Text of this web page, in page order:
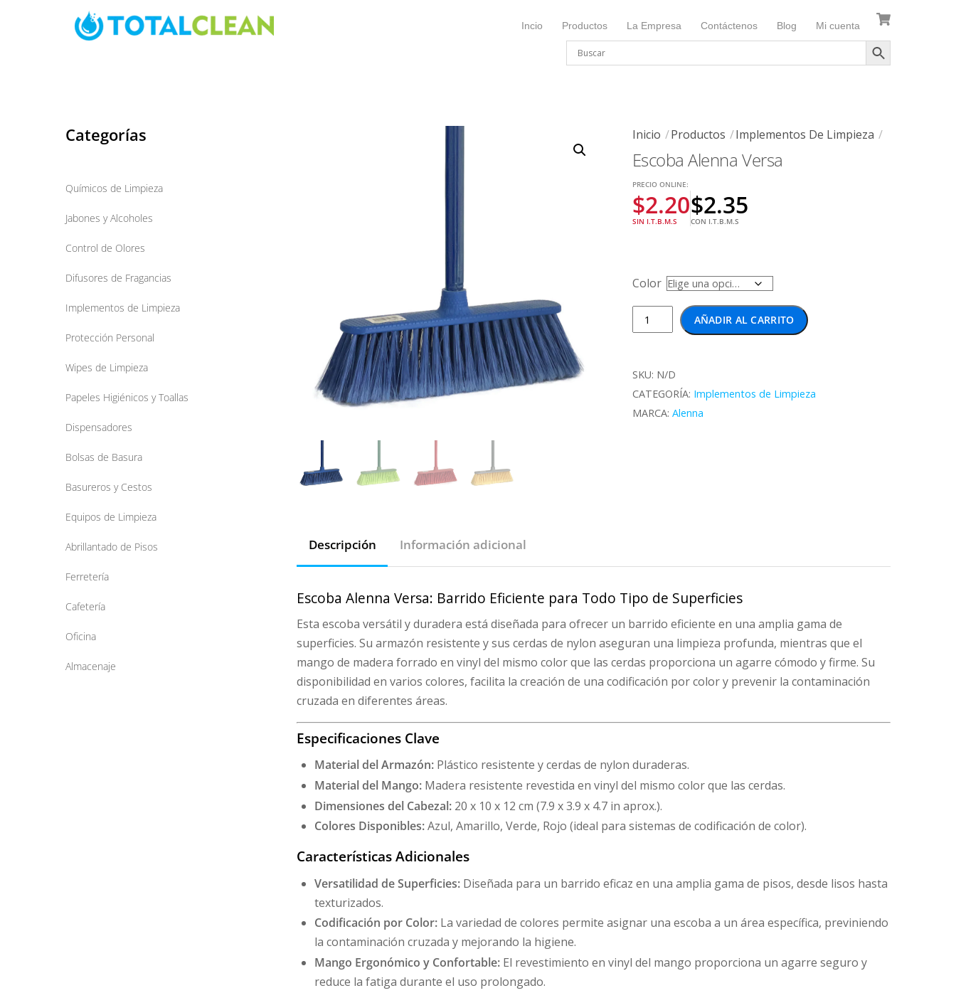
Incio Productos La Empresa Contáctenos Blog Mi cuenta
Inicio Productos Implementos De Limpieza
Escoba Alenna Versa
PRECIO ONLINE:
$2.20
SIN I.T.B.M.S
$2.35
CON I.T.B.M.S
Color
Escoba
Alenna
cantidad
AÑADIR AL CARRITO
SKU: N/D
CATEGORÍA: Implementos de Limpieza
MARCA: Alenna
Descripción Información adicional
Escoba Alenna Versa: Barrido Eficiente para Todo Tipo de Superficies
Esta escoba versátil y duradera está diseñada para ofrecer un barrido eficiente en una amplia gama de
superficies. Su armazón resistente y sus cerdas de nylon aseguran una limpieza profunda, mientras que el
mango de madera forrado en vinyl del mismo color que las cerdas proporciona un agarre cómodo y firme. Su
disponibilidad en varios colores, facilita la creación de una codificación por color y prevenir la contaminación
cruzada en diferentes áreas.
Especificaciones Clave
Material del Armazón: Plástico resistente y cerdas de nylon duraderas.
Material del Mango: Madera resistente revestida en vinyl del mismo color que las cerdas.
Dimensiones del Cabezal: 20 x 10 x 12 cm (7.9 x 3.9 x 4.7 in aprox.).
Colores Disponibles:Azul, Amarillo, Verde, Rojo (ideal para sistemas de codificación de color).
Características Adicionales
Versatilidad de Superficies: Diseñada para un barrido eficaz en una amplia gama de pisos, desde lisos hasta
texturizados.
Codificación por Color: La variedad de colores permite asignar una escoba a un área específica, previniendo
la contaminación cruzada y mejorando la higiene.
Mango Ergonómico y Confortable: El revestimiento en vinyl del mango proporciona un agarre seguro y
reduce la fatiga durante el uso prolongado.
Categorías
Químicos de Limpieza
Jabones y Alcoholes
Control de Olores
Difusores de Fragancias
Implementos de Limpieza
Protección Personal
Wipes de Limpieza
Papeles Higiénicos y Toallas
Dispensadores
Bolsas de Basura
Basureros y Cestos
Equipos de Limpieza
Abrillantado de Pisos
Ferretería
Cafetería
Oficina
Almacenaje